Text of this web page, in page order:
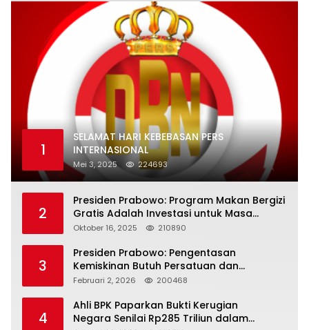
1
SELAMAT HARI KEBEBASAN PERS
INTERNASIONAL
Mei 3, 2025 224693
2
Presiden Prabowo: Program Makan Bergizi
Gratis Adalah Investasi untuk Masa
Depan Bangsa
Oktober 16, 2025 210890
3
Presiden Prabowo: Pengentasan
Kemiskinan Butuh Persatuan dan
Kepemimpinan yang Bertanggung Jawab
Februari 2, 2026 200468
4
Ahli BPK Paparkan Bukti Kerugian
Negara Senilai Rp285 Triliun dalam